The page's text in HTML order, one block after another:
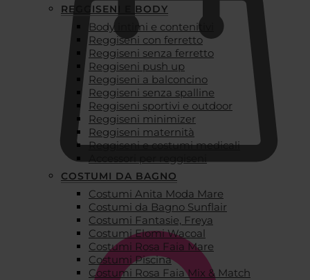
REGGISENI E BODY
Body intimi e contenitivi
Reggiseni con ferretto
Reggiseni senza ferretto
Reggiseni push up
Reggiseni a balconcino
Reggiseni senza spalline
Reggiseni sportivi e outdoor
Reggiseni minimizer
Reggiseni maternità
Reggiseni e costumi medicali
Accessori per reggiseni
COSTUMI DA BAGNO
Costumi Anita Moda Mare
Costumi da Bagno Sunflair
Costumi Fantasie, Freya
Costumi Elomi Wacoal
Costumi Rosa Faia Mare
Costumi Piscina
Costumi Rosa Faia Mix & Match